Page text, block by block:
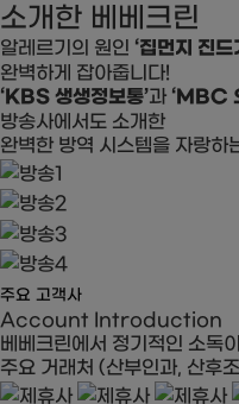
소개한 베베크린
알레르기의 원인 ‘집먼지 진드
완벽하게 잡아줍니다!
‘KBS 생생정보통’과 ‘MBC
방송사에서도 소개한
완벽한 방역 시스템을 자랑하
주요 고객사
Account Introduction
베베크린에서 정기적인 소독
주요 거래처 (산부인과, 산후